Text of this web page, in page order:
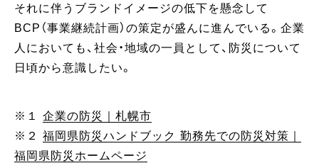
それに伴うブランドイメージの低下を懸念して
BCP（事業継続計画）の策定が盛んに進んでいる。企業
人においても、社会・地域の一員として、防災について
日頃から意識したい。
※１ 企業の防災｜札幌市
※２ 福岡県防災ハンドブック 勤務先での防災対策｜
福岡県防災ホームページ